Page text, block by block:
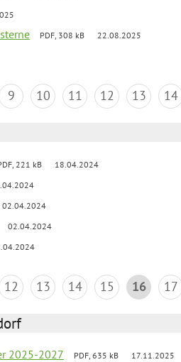
PDF, 308 kB 22.08.2025
9 10 11 12 13 14
221 kB 18.04.2024
02.04.2024
02.04.2024
12 13 14 15 16 17
2025-2027 PDF, 635 kB 17.11.2025